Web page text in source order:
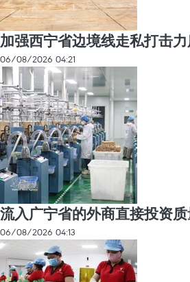
加强西宁省边境线走私打击
06/08/2026 04:21
流入广宁省的外商直接投资
06/08/2026 04:13